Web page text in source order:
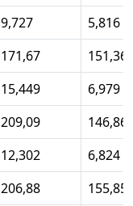
9,727
5,816
171,67
151,36
15,449
6,979
209,09
146,86
12,302
6,824
206,88
155,85